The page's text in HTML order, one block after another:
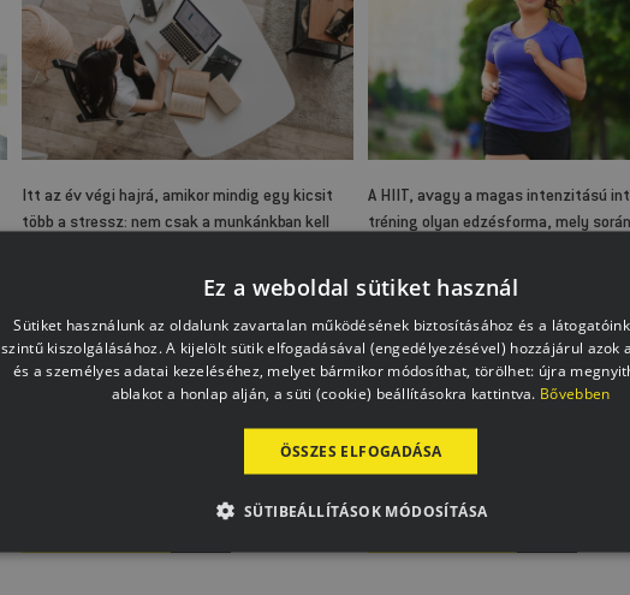
Itt az év végi hajrá, amikor mindig egy kicsit
több a stressz: nem csak a munkánkban kell
karácsonyi ünnepekre is, ráadásul mindezt egy
léteznek megoldások arra, hogy a munkahelyen
csökkentsd a stresszt és erősítsd az ünnepi
hangulatot egyszerre.
A HIIT, avagy a magas intenzitású
tréning olyan edzésforma, mely
időszakok váltják egymást. A HIIT
hatékony testmozgási alternatívát
különösen a fiatalabbak számára. De
miért ajánlott, sőt, kell a fiataloknak
Ez a weboldal sütiket használ
Sütiket használunk az oldalunk zavartalan működésének biztosításához és a
szintű kiszolgálásához. A kijelölt sütik elfogadásával (engedélyezésével) hozzájárul azok
és a személyes adatai kezeléséhez, melyet bármikor módosíthat, törölhet: újra
ablakot a honlap alján, a süti (cookie) beállításokra kattintva. Bővebben
ÖSSZES ELFOGADÁSA
SÜTIBEÁLLÍTÁSOK MÓDOSÍTÁSA